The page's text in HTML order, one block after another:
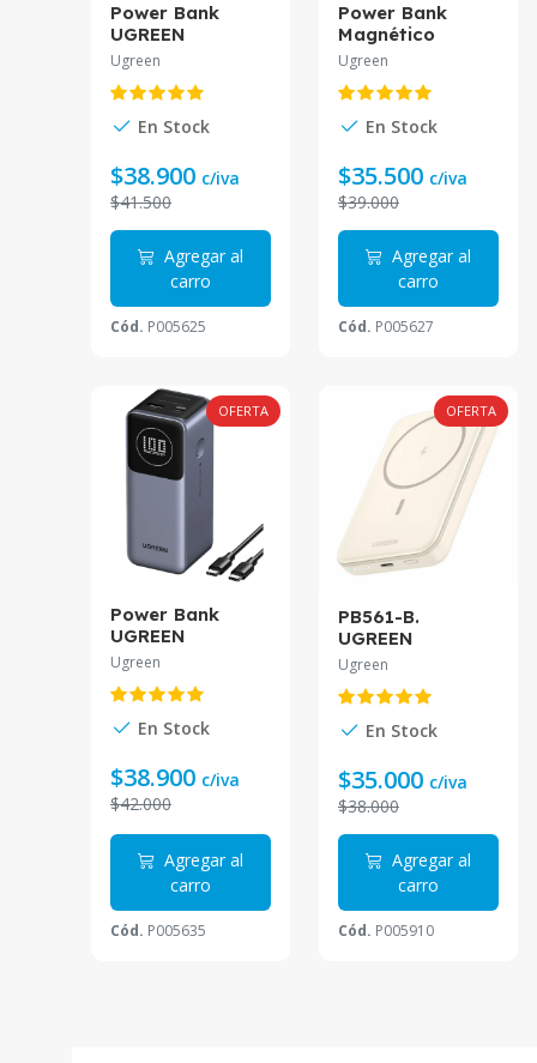
Power Bank
UGREEN
20000mAh 45W
con Cable PB536
Ugreen
En Stock
$38.900 c/iva
$41.500
Agregar al
carro
Cód. P005625
Power Bank
Magnético
UGREEN
10000mAh PB561
Ugreen
En Stock
$35.500 c/iva
$39.000
Agregar al
carro
Cód. P005627
OFERTA
Power Bank
UGREEN
12000mAh 100W
Carga Rápida
PB724
Ugreen
En Stock
$38.900 c/iva
$42.000
Agregar al
carro
Cód. P005635
OFERTA
PB561-B.
UGREEN
10000mAh
Magnetic
Wireless Power
Bank Blanco
Ugreen
En Stock
$35.000 c/iva
$38.000
Agregar al
carro
Cód. P005910